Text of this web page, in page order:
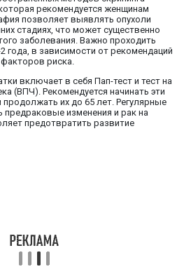
рекомендуется женщинам
позволяет выявлять опухоли
стадиях, что может существенно
заболевания. Важно проходить
в зависимости от рекомендаций
риска.
включает в себя Пап-тест и тест на
(ВПЧ). Рекомендуется начинать эти
продолжать их до 65 лет. Регулярные
изменения и рак на
предотвратить развитие